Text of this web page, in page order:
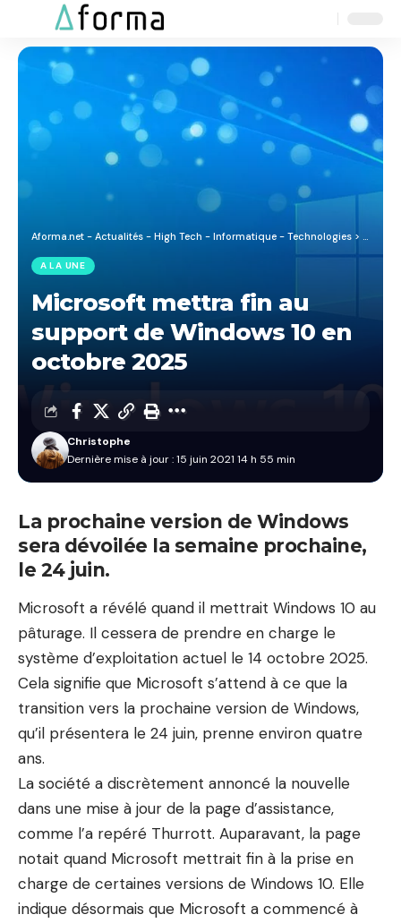
Resizer
Aforma.net - Actualités - High Tech - Informatique - Technologies > Blog
A LA UNE
Microsoft mettra fin au
support de Windows 10 en
octobre 2025
Dernière mise à jour : 15 juin 2021 14 h 55 min
Christophe
La prochaine version de Windows
sera dévoilée la semaine prochaine,
le 24 juin.
Microsoft a révélé quand il mettrait Windows 10 au
pâturage. Il cessera de prendre en charge le
système d’exploitation actuel le 14 octobre 2025.
Cela signifie que Microsoft s’attend à ce que la
transition vers la prochaine version de Windows,
qu’il présentera le 24 juin, prenne environ quatre
ans.
La société a discrètement annoncé la nouvelle
dans une mise à jour de la page d’assistance,
comme l’a repéré Thurrott. Auparavant, la page
notait quand Microsoft mettrait fin à la prise en
charge de certaines versions de Windows 10. Elle
indique désormais que Microsoft a commencé à